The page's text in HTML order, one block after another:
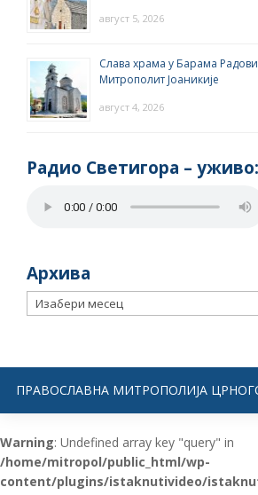
август 5, 2026
Слава храма у Барама
Митрополит Јоаникије
август 4, 2026
Радио Светигора – yживо:
Архива
Архива
ПРАВОСЛАВНА МИТРОПОЛИЈА
Warning: Undefined array key "query" in
/home/mitropol/public_html/wp-
content/plugins/istaknutivideo/